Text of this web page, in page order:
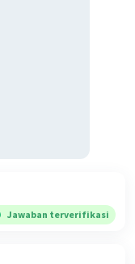
Jawaban terverifikasi